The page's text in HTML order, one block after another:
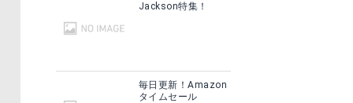
Jackson特集！
毎日更新！Amazon
タイムセール